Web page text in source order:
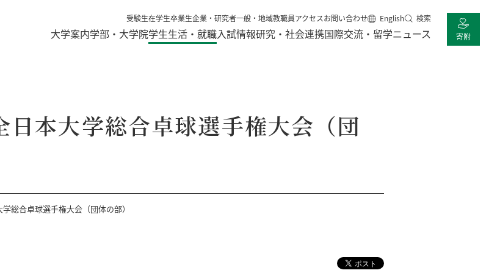
大学案内学部・大学院学生生活・就職入試情報研究・社会連携国際交流・留学ニュース
受験生在学生卒業生企業・研究者一般・地域教職員アクセスお問い合わせ
English
寄附
検索
大学総合卓球選手権大会（団
合卓球選手権大会（団体の部）